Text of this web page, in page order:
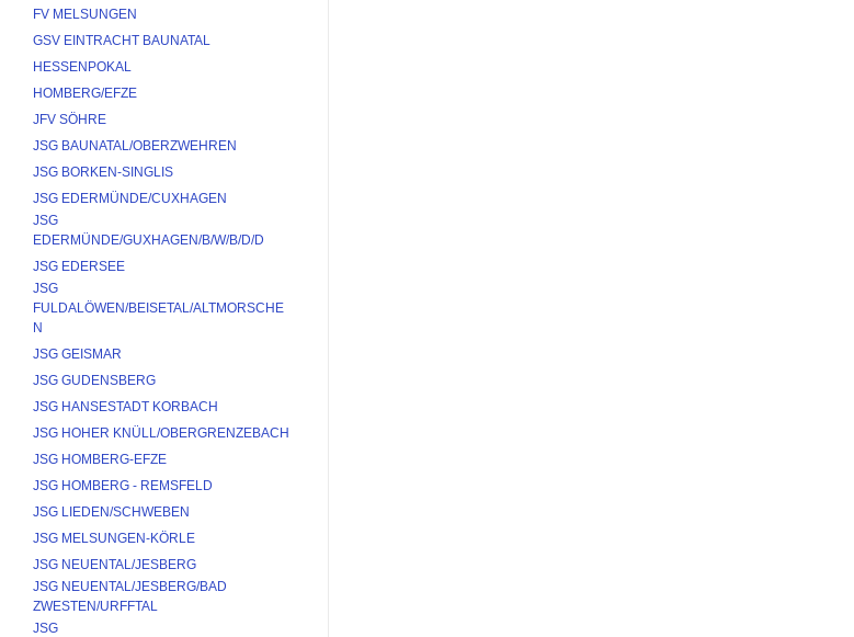
FV MELSUNGEN
GSV EINTRACHT BAUNATAL
HESSENPOKAL
HOMBERG/EFZE
JFV SÖHRE
JSG BAUNATAL/OBERZWEHREN
JSG BORKEN-SINGLIS
JSG EDERMÜNDE/CUXHAGEN
JSG
EDERMÜNDE/GUXHAGEN/B/W/B/D/D
JSG EDERSEE
JSG
FULDALÖWEN/BEISETAL/ALTMORSCHE
N
JSG GEISMAR
JSG GUDENSBERG
JSG HANSESTADT KORBACH
JSG HOHER KNÜLL/OBERGRENZEBACH
JSG HOMBERG-EFZE
JSG HOMBERG - REMSFELD
JSG LIEDEN/SCHWEBEN
JSG MELSUNGEN-KÖRLE
JSG NEUENTAL/JESBERG
JSG NEUENTAL/JESBERG/BAD
ZWESTEN/URFFTAL
JSG